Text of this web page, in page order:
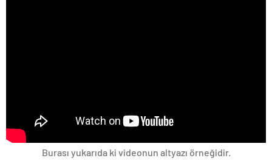
Burası yukarıda ki videonun altyazı örneğidir.